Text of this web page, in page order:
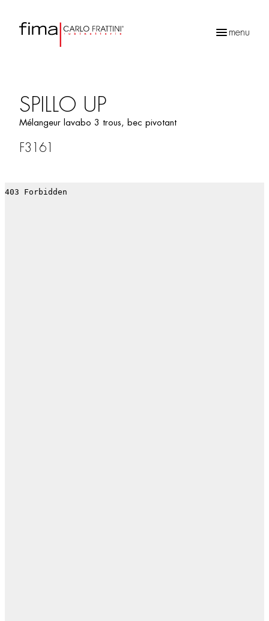
menu
SPILLO UP
Mélangeur lavabo 3 trous, bec pivotant
F3161